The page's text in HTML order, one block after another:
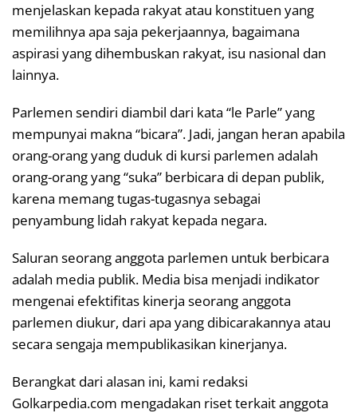
menjelaskan kepada rakyat atau konstituen yang
memilihnya apa saja pekerjaannya, bagaimana
aspirasi yang dihembuskan rakyat, isu nasional dan
lainnya.
Parlemen sendiri diambil dari kata “le Parle” yang
mempunyai makna “bicara”. Jadi, jangan heran apabila
orang-orang yang duduk di kursi parlemen adalah
orang-orang yang “suka” berbicara di depan publik,
karena memang tugas-tugasnya sebagai
penyambung lidah rakyat kepada negara.
Saluran seorang anggota parlemen untuk berbicara
adalah media publik. Media bisa menjadi indikator
mengenai efektifitas kinerja seorang anggota
parlemen diukur, dari apa yang dibicarakannya atau
secara sengaja mempublikasikan kinerjanya.
Berangkat dari alasan ini, kami redaksi
Golkarpedia.com mengadakan riset terkait anggota